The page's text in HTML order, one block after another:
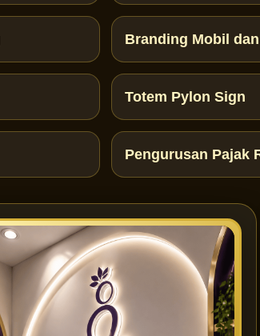
Branding Mobil
Totem Pylon Sign
Pengurusan Pajak